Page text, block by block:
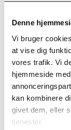
Denne
Vi bruger
at vise dig
vores trafik. Vi
hjemmeside
kan kombinere
givet dem, eller
tjenester.
eller på terræn.
vidunderligt
skaber lyse og
opholde dig i.
stue i ét, og
velindrettede
vaskemaskine
måske endda
Hver bolig har